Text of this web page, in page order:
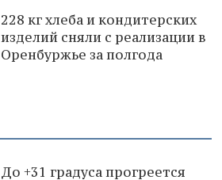
228 кг хлеба и кондитерских
изделий сняли с реализации в
Оренбуржье за полгода
До +31 градуса прогреется